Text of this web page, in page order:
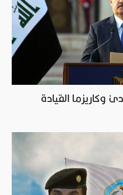
وكاريزما القيادة